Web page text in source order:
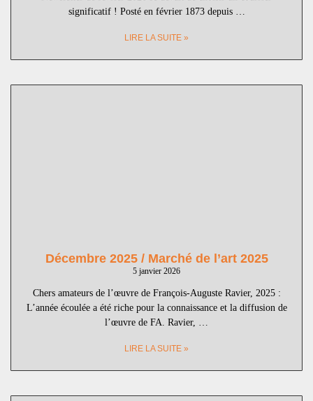
significatif ! Posté en février 1873 depuis …
LIRE LA SUITE »
Décembre 2025 / Marché de l’art 2025
5 janvier 2026
Chers amateurs de l’œuvre de François-Auguste Ravier, 2025 :
L’année écoulée a été riche pour la connaissance et la diffusion de
l’œuvre de FA. Ravier, …
LIRE LA SUITE »